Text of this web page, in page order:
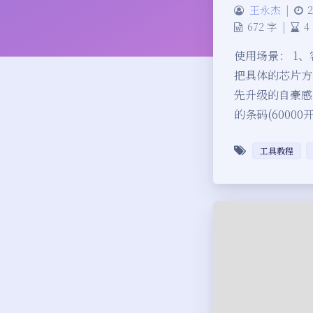
王永杰 |
672 字 | 4
使用场景： 1
把具体的芯片
先升级的自豪
的条码(60000
工具教程